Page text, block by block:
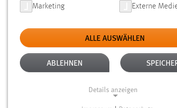
Aktive Filter: TYP: LINKS ALLE FILTER
Gesucht nach "weide". Es wurden 2
Marketing Externe
ALLE AUSWÄHLEN
ABLEHNEN
Details anzeigen